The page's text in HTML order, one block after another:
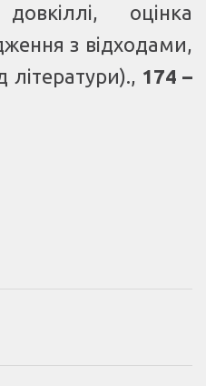
оцінка
з відходами,
літератури)., 174 –